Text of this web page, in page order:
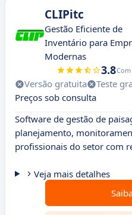
CLIPitc
Gestão Eficiente de
Inventário para
Modernas
3.8
Versão gratuita Teste
Preços sob consulta
Software de gestão de
planejamento,
profissionais do setor com
Veja mais detalhes